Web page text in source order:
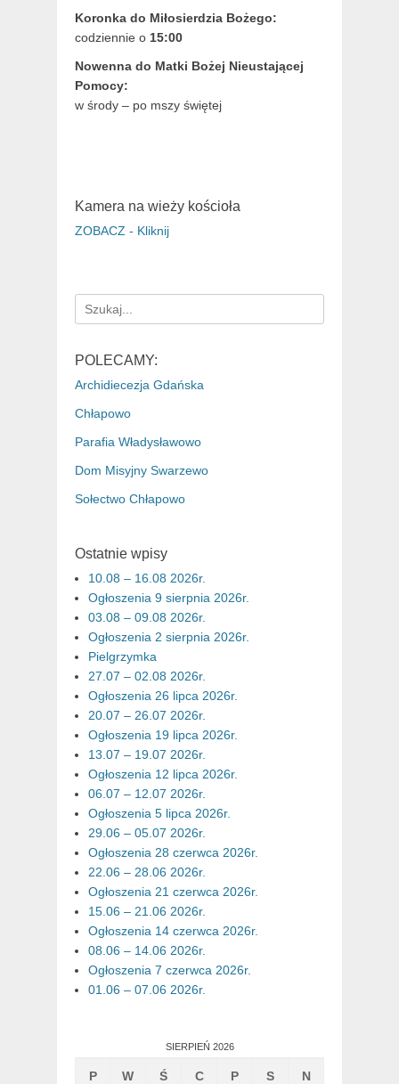
Koronka do Miłosierdzia Bożego:
codziennie o 15:00
Nowenna do Matki Bożej Nieustającej
Pomocy:
w środy – po mszy świętej
Kamera na wieży kościoła
ZOBACZ - Kliknij
Search
for:
POLECAMY:
Archidiecezja Gdańska
Chłapowo
Parafia Władysławowo
Dom Misyjny Swarzewo
Sołectwo Chłapowo
Ostatnie wpisy
10.08 – 16.08 2026r.
Ogłoszenia 9 sierpnia 2026r.
03.08 – 09.08 2026r.
Ogłoszenia 2 sierpnia 2026r.
Pielgrzymka
27.07 – 02.08 2026r.
Ogłoszenia 26 lipca 2026r.
20.07 – 26.07 2026r.
Ogłoszenia 19 lipca 2026r.
13.07 – 19.07 2026r.
Ogłoszenia 12 lipca 2026r.
06.07 – 12.07 2026r.
Ogłoszenia 5 lipca 2026r.
29.06 – 05.07 2026r.
Ogłoszenia 28 czerwca 2026r.
22.06 – 28.06 2026r.
Ogłoszenia 21 czerwca 2026r.
15.06 – 21.06 2026r.
Ogłoszenia 14 czerwca 2026r.
08.06 – 14.06 2026r.
Ogłoszenia 7 czerwca 2026r.
01.06 – 07.06 2026r.
SIERPIEŃ 2026
P W Ś C P S N